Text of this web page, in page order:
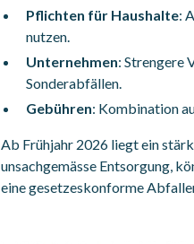
Pflichten für Haushalte:
nutzen.
Unternehmen: Strengere
Sonderabfällen.
Gebühren: Kombination
Ab Frühjahr 2026 liegt ein
unsachgemässe Entsorgung,
eine gesetzeskonforme